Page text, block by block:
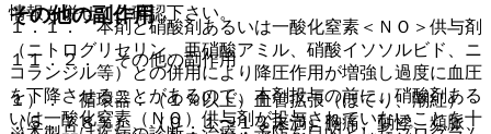
１．１． 本剤と硝酸剤あるいは一酸化窒素＜ＮＯ＞供与剤
（ニトログリセリン、亜硝酸アミル、硝酸イソソルビド、ニ
コランジル等）との併用により降圧作用が増強し過度に血圧
を下降させることがあるので、本剤投与の前に、硝酸剤ある
いは一酸化窒素（ＮＯ）供与剤が投与されていないことを十
その他の副作用
１１．２． その他の副作用
１）． 循環器：（１％以上）血管拡張（ほてり、潮紅）
（５．７８％）、（０．１〜１％未満）胸痛、動悸、頻脈、
情報も併せてご確認下さい。